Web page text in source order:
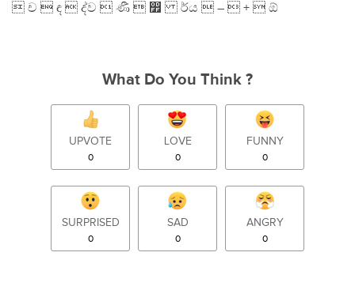
 ච  ඳ  ද්‍ව  ණී  ෿ ර්ය  –  +  ඕ
What Do You Think ?
UPVOTE
0
LOVE
0
FUNNY
0
SURPRISED
0
SAD
0
ANGRY
0